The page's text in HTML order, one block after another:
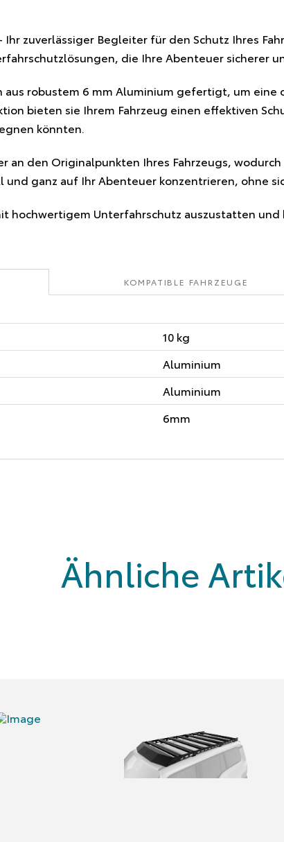
Menge
Ihr zuverlässiger Begleiter für den Schutz Ihres
die Ihre Abenteuer sicherer
robustem 6 mm Aluminium gefertigt, um eine
bieten sie Ihrem Fahrzeug einen effektiven
könnten.
den Originalpunkten Ihres Fahrzeugs,
ganz auf Ihr Abenteuer konzentrieren, ohne
hochwertigem Unterfahrschutz auszustatten
KOMPATIBLE FAHRZEUGE
10 kg
Aluminium
Aluminium
6mm
Ähnliche